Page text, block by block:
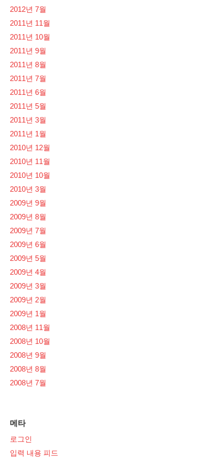
2012년 7월
2011년 11월
2011년 10월
2011년 9월
2011년 8월
2011년 7월
2011년 6월
2011년 5월
2011년 3월
2011년 1월
2010년 12월
2010년 11월
2010년 10월
2010년 3월
2009년 9월
2009년 8월
2009년 7월
2009년 6월
2009년 5월
2009년 4월
2009년 3월
2009년 2월
2009년 1월
2008년 11월
2008년 10월
2008년 9월
2008년 8월
2008년 7월
메타
로그인
입력 내용 피드